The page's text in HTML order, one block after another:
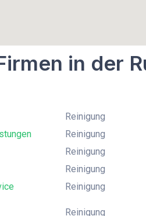
in der
Reinigung
Reinigung
Reinigung
Reinigung
Reinigung
Reinigung